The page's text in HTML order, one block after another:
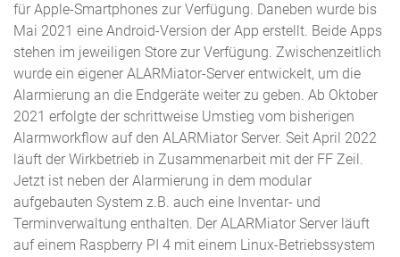
für Apple-Smartphones zur Verfügung. Daneben wurde bis
Mai 2021 eine Android-Version der App erstellt. Beide Apps
stehen im jeweiligen Store zur Verfügung. Zwischenzeitlich
wurde ein eigener ALARMiator-Server entwickelt, um die
Alarmierung an die Endgeräte weiter zu geben. Ab Oktober
2021 erfolgte der schrittweise Umstieg vom bisherigen
Alarmworkflow auf den ALARMiator Server. Seit April 2022
läuft der Wirkbetrieb in Zusammenarbeit mit der FF Zeil.
Jetzt ist neben der Alarmierung in dem modular
aufgebauten System z.B. auch eine Inventar- und
Terminverwaltung enthalten. Der ALARMiator Server läuft
auf einem Raspberry PI 4 mit einem Linux-Betriebssystem